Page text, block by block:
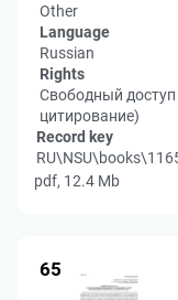
Other
Language
Russian
Rights
Свободный доступ
цитирование)
Record key
pdf, 12.4 Mb
65